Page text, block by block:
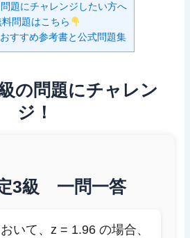
題にチャレンジしたい方へ
問題はこちら
すすめ参考書と公式問題集
の問題にチャレン
ジ！
3級 一問一答
いて、z = 1.96 の場合、